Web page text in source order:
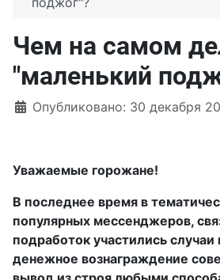
Чем на самом
"маленький
Информация о материале
Опубликовано: 30 декабря
Уважаемые горожане!
В последнее время в
популярных мессенджеров,
подработок участились
денежное вознаграждение